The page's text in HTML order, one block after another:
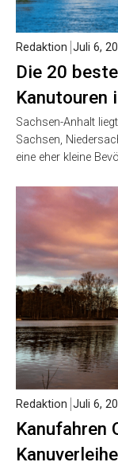
Die 20
Kanutouren
Redaktion Juli 6,
Sachsen-Anhalt
Sachsen,
eine eher kleine
Kanufahren
Redaktion Juli 6,